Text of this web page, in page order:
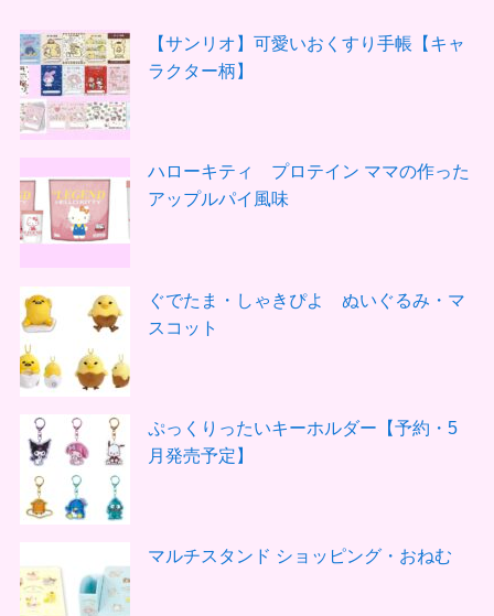
【サンリオ】可愛いおくすり手帳【キャ
ラクター柄】
ハローキティ プロテイン ママの作った
アップルパイ風味
ぐでたま・しゃきぴよ ぬいぐるみ・マ
スコット
ぷっくりったいキーホルダー【予約・5
月発売予定】
マルチスタンド ショッピング・おねむ